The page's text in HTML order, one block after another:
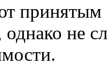
однако не